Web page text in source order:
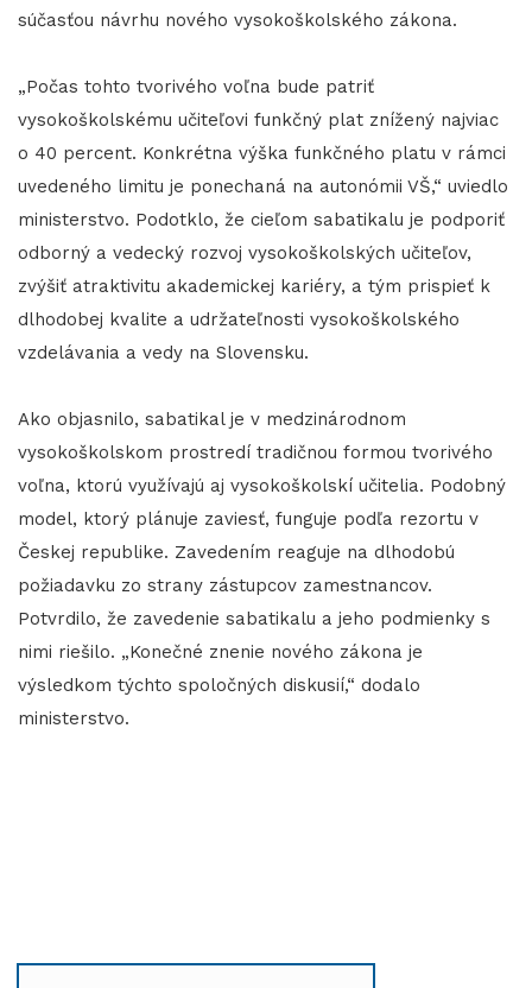
súčasťou návrhu nového vysokoškolského zákona.
„Počas tohto tvorivého voľna bude patriť
vysokoškolskému učiteľovi funkčný plat znížený najviac
o 40 percent. Konkrétna výška funkčného platu v rámci
uvedeného limitu je ponechaná na autonómii VŠ,“ uviedlo
ministerstvo. Podotklo, že cieľom sabatikalu je podporiť
odborný a vedecký rozvoj vysokoškolských učiteľov,
zvýšiť atraktivitu akademickej kariéry, a tým prispieť k
dlhodobej kvalite a udržateľnosti vysokoškolského
vzdelávania a vedy na Slovensku.
​​​​​​​Ako objasnilo, sabatikal je v medzinárodnom
vysokoškolskom prostredí tradičnou formou tvorivého
voľna, ktorú využívajú aj vysokoškolskí učitelia. Podobný
model, ktorý plánuje zaviesť, funguje podľa rezortu v
Českej republike. Zavedením reaguje na dlhodobú
požiadavku zo strany zástupcov zamestnancov.
Potvrdilo, že zavedenie sabatikalu a jeho podmienky s
nimi riešilo. „Konečné znenie nového zákona je
výsledkom týchto spoločných diskusií,“ dodalo
ministerstvo.